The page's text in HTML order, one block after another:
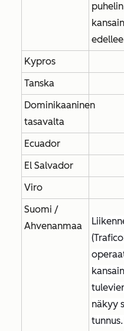
Kypros
Tanska
Dominikaaninen
tasavalta
Ecuador
El Salvador
Viro
Suomi /
Ahvenanmaa
näkyy